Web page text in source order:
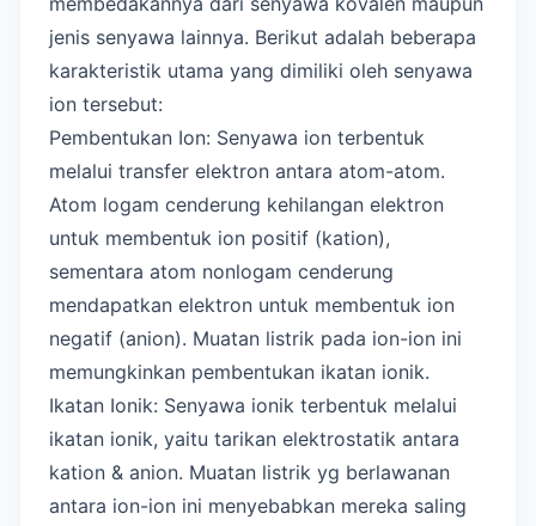
jenis senyawa lainnya. Berikut adalah beberapa
karakteristik utama yang dimiliki oleh senyawa
ion tersebut:
Pembentukan Ion: Senyawa ion terbentuk
melalui transfer elektron antara atom-atom.
Atom logam cenderung kehilangan elektron
untuk membentuk ion positif (kation),
sementara atom nonlogam cenderung
mendapatkan elektron untuk membentuk ion
negatif (anion). Muatan listrik pada ion-ion ini
memungkinkan pembentukan ikatan ionik.
Ikatan Ionik: Senyawa ionik terbentuk melalui
ikatan ionik, yaitu tarikan elektrostatik antara
kation & anion. Muatan listrik yg berlawanan
antara ion-ion ini menyebabkan mereka saling